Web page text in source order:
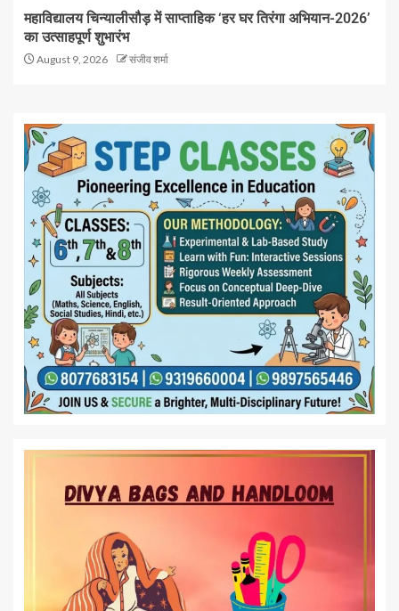
महाविद्यालय चिन्यालीसौड़ में साप्ताहिक ‘हर घर तिरंगा अभियान-2026’
का उत्साहपूर्ण शुभारंभ
August 9, 2026 संजीव शर्मा